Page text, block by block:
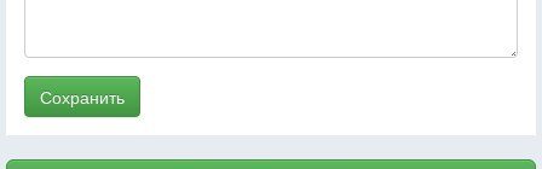
Сохранить